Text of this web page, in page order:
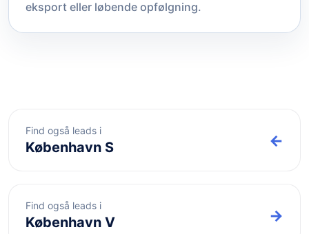
eksport eller løbende opfølgning.
Find også leads i
København S ←
Find også leads i
København V →